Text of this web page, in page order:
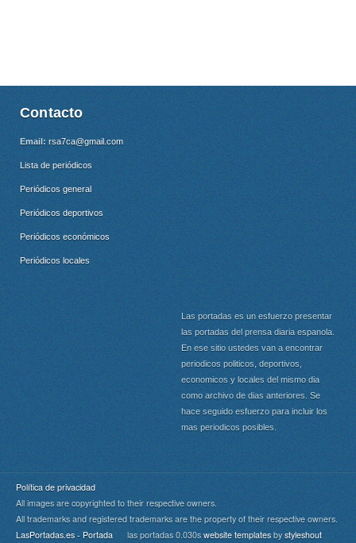
Contacto
Email: rsa7ca@gmail.com
Lista de periódicos
Periódicos general
Periódicos deportivos
Periódicos económicos
Periódicos locales
Las portadas es un esfuerzo presentar
las portadas del prensa diaria espanola.
En ese sitio ustedes van a encontrar
periodicos politicos, deportivos,
economicos y locales del mismo dia
como archivo de dias anteriores. Se
hace seguido esfuerzo para incluir los
mas periodicos posibles.
Política de privacidad
All images are copyrighted to their respective owners.
All trademarks and registered trademarks are the property of their respective owners.
LasPortadas.es - Portada las portadas 0.030s website templates by styleshout